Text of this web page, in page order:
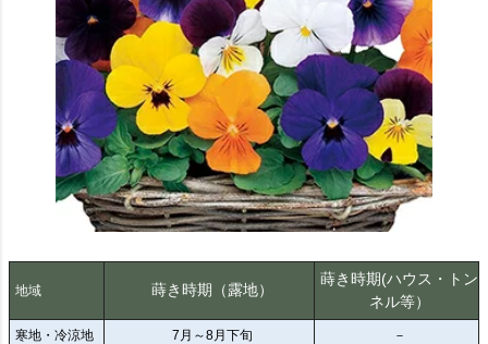
地域 蒔き時期（露地）
蒔き時期(ハウス・トン
ネル等）
寒地・冷涼地 7月～8月下旬 －